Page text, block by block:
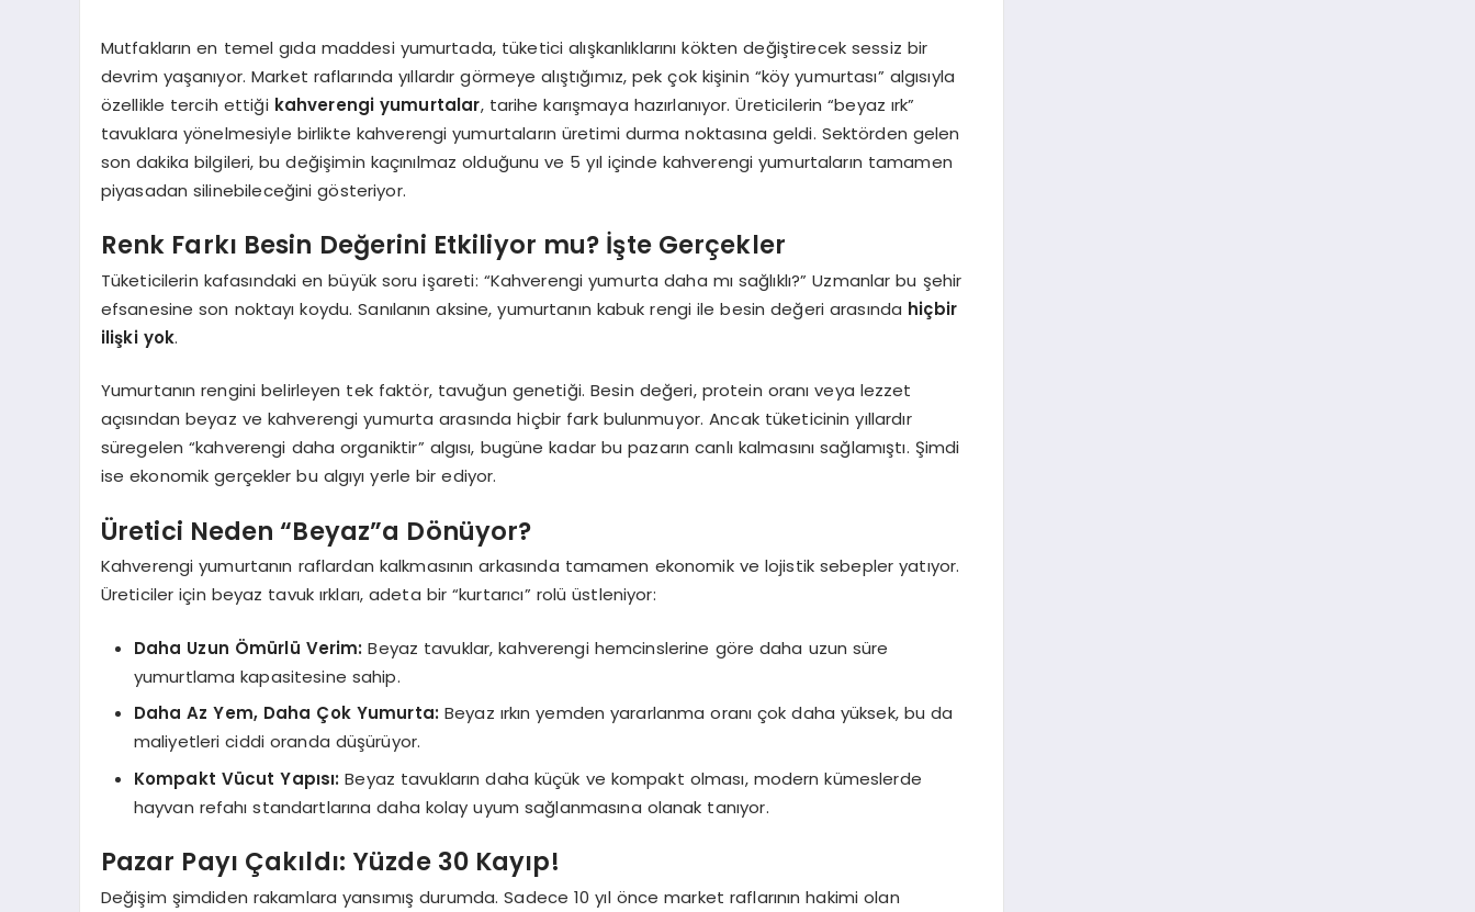
Mutfakların en temel gıda maddesi yumurtada, tüketici alışkanlıklarını kökten değiştirecek sessiz bir
devrim yaşanıyor. Market raflarında yıllardır görmeye alıştığımız, pek çok kişinin “köy yumurtası” algısıyla
özellikle tercih ettiği kahverengi yumurtalar, tarihe karışmaya hazırlanıyor. Üreticilerin “beyaz ırk”
tavuklara yönelmesiyle birlikte kahverengi yumurtaların üretimi durma noktasına geldi. Sektörden gelen
son dakika bilgileri, bu değişimin kaçınılmaz olduğunu ve 5 yıl içinde kahverengi yumurtaların tamamen
piyasadan silinebileceğini gösteriyor.
Renk Farkı Besin Değerini Etkiliyor mu? İşte Gerçekler
Tüketicilerin kafasındaki en büyük soru işareti: “Kahverengi yumurta daha mı sağlıklı?” Uzmanlar bu şehir
efsanesine son noktayı koydu. Sanılanın aksine, yumurtanın kabuk rengi ile besin değeri arasında hiçbir
ilişki yok.
Yumurtanın rengini belirleyen tek faktör, tavuğun genetiği. Besin değeri, protein oranı veya lezzet
açısından beyaz ve kahverengi yumurta arasında hiçbir fark bulunmuyor. Ancak tüketicinin yıllardır
süregelen “kahverengi daha organiktir” algısı, bugüne kadar bu pazarın canlı kalmasını sağlamıştı. Şimdi
ise ekonomik gerçekler bu algıyı yerle bir ediyor.
Üretici Neden “Beyaz”a Dönüyor?
Kahverengi yumurtanın raflardan kalkmasının arkasında tamamen ekonomik ve lojistik sebepler yatıyor.
Üreticiler için beyaz tavuk ırkları, adeta bir “kurtarıcı” rolü üstleniyor:
Daha Uzun Ömürlü Verim: Beyaz tavuklar, kahverengi hemcinslerine göre daha uzun süre
yumurtlama kapasitesine sahip.
Daha Az Yem, Daha Çok Yumurta: Beyaz ırkın yemden yararlanma oranı çok daha yüksek, bu da
maliyetleri ciddi oranda düşürüyor.
Kompakt Vücut Yapısı: Beyaz tavukların daha küçük ve kompakt olması, modern kümeslerde
hayvan refahı standartlarına daha kolay uyum sağlanmasına olanak tanıyor.
Pazar Payı Çakıldı: Yüzde 30 Kayıp!
Değişim şimdiden rakamlara yansımış durumda. Sadece 10 yıl önce market raflarının hakimi olan